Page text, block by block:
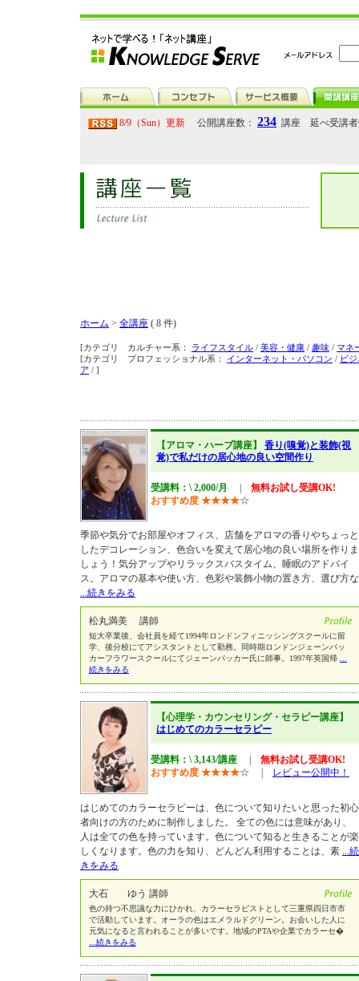
8/9（Sun）更新 公開講座数： 234 講座 延べ受講
ホーム > 全講座 ( 8 件)
[カテゴリ カルチャー系： ライフスタイル / 美容・健康 / 趣味 / マネ
[カテゴリ プロフェッショナル系： インターネット・パソコン / ビ
ア / ]
【アロマ・ハーブ講座】 香り(嗅覚)と装飾(視
覚)で私だけの居心地の良い空間作り
受講料：\ 2,000/月
無料お試し受講OK!
おすすめ度 ★★★★☆
季節や気分でお部屋やオフィス、店舗をアロマの香りやちょっと
したデコレーション、色合いを変えて居心地の良い場所を作りま
しょう！気分アップやリラックスバスタイム、睡眠のアドバイ
ス。アロマの基本や使い方、色彩や装飾小物の置き方、選び方な
...続きをみる
松丸満美 講師
短大卒業後、会社員を経て1994年ロンドンフィニッシングスクールに留
学、後分校にてアシスタントとして勤務。同時期ロンドンジェーンパッ
カーフラワースクールにてジェーンパッカー氏に師事。1997年英国帰
続きをみる
【心理学・カウンセリング・セラピー講座】
はじめてのカラーセラピー
受講料：\ 3,143/講座
無料お試し受講OK!
おすすめ度 ★★★★☆ レビュー公開中！
はじめてのカラーセラピーは、色について知りたいと思った初心
者向けの方のために制作しました。 全ての色には意味があり、
人は全ての色を持っています。色について知ると生きることが楽
しくなります。色の力を知り、どんどん利用することは、素 ...続
きをみる
大石 ゆう 講師
色の持つ不思議な力にひかれ、カラーセラピストとして三重県四日市市
で活動しています。オーラの色はエメラルドグリーン。お会いした人に
元気になると言われることが多いです。地域のPTAや企業でカラーセ�
...続きをみる